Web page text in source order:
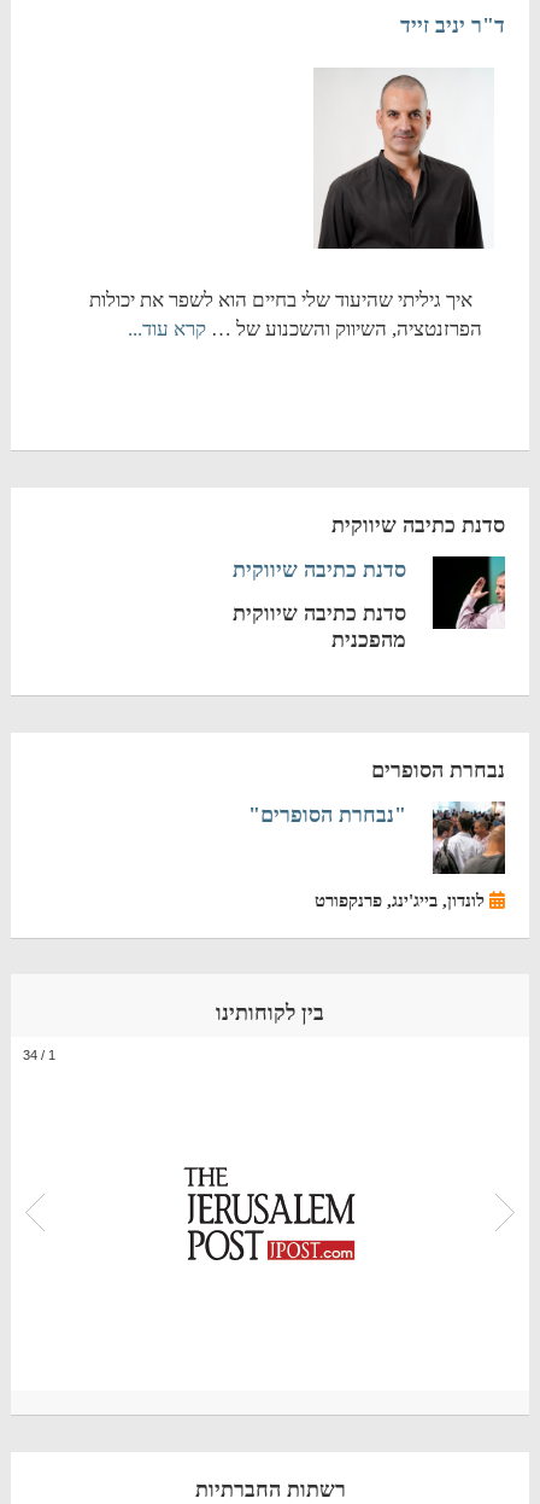
ד"ר יניב זייד
איך גיליתי שהיעוד שלי בחיים הוא לשפר את יכולות
הפרזנטציה, השיווק והשכנוע של … קרא עוד...
סדנת כתיבה שיווקית
סדנת כתיבה שיווקית
סדנת כתיבה שיווקית
מהפכנית
נבחרת הסופרים
"נבחרת הסופרים"
לונדון, בייג'ינג, פרנקפורט
בין לקוחותינו
1
/
34
רשתות החברתיות